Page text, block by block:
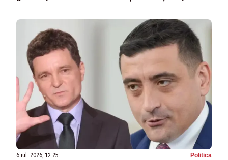
6 iul. 2026, 12:25 Politica